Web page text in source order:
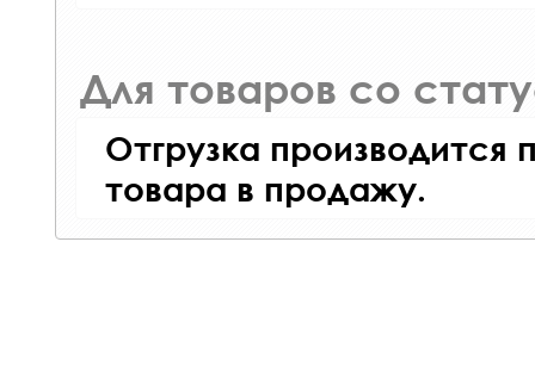
Для товаров со
Отгрузка производится
товара в продажу.